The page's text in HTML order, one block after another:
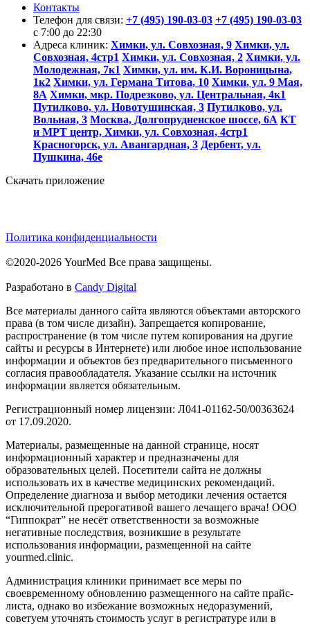
Контакты
Телефон для связи: +7 (495) 190-03-03 +7 (495) 190-03-03
c 7:00 до 22:30
Адреса клиник: Химки, ул. Совхозная, 9 Химки, ул.
Совхозная, 4стр1 Химки, ул. Совхозная, 2 Химки, ул.
Молодежная, 7к1 Химки, ул. им. К.И. Вороницына,
1к2 Химки, ул. Германа Титова, 10 Химки, ул. 9 Мая,
8А Химки, мкр. Подрезково, ул. Центральная, 4к1
Путилково, ул. Новотушинская, 3 Путилково, ул.
Вольная, 3 Москва, Долгопрудненское шоссе, 6А КТ
и МРТ центр, Химки, ул. Совхозная, 4стр1
Красногорск, ул. Авангардная, 3 Дербент, ул.
Пушкина, 46е
Скачать приложение
Политика конфиденциальности
©2020-2026 YourMed Все права защищены.
Разработано в Candy Digital
Все материалы данного сайта являются объектами авторского
права (в том числе дизайн). Запрещается копирование,
распространение (в том числе путем копирования на другие
сайты и ресурсы в Интернете) или любое иное использование
информации и объектов без предварительного письменного
согласия правообладателя. Указание ссылки на источник
информации является обязательным.
Регистрационный номер лицензии: Л041-01162-50/00363624
от 17.09.2020.
Материалы, размещенные на данной странице, носят
информационный характер и предназначены для
образовательных целей. Посетители сайта не должны
использовать их в качестве медицинских рекомендаций.
Определение диагноза и выбор методики лечения остается
исключительной прерогативой вашего лечащего врача! ООО
“Гиппократ” не несёт ответственности за возможные
негативные последствия, возникшие в результате
использования информации, размещенной на сайте
yourmed.clinic.
Администрация клиники принимает все меры по
своевременному обновлению размещенного на сайте прайс-
листа, однако во избежание возможных недоразумений,
советуем уточнять стоимость услуг в регистратуре или в